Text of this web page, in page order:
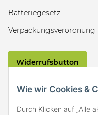
Wie wir Cookies &
Durch Klicken auf „Alle
Batteriegesetz
Verpackungsverordnung
Widerrufsbutton